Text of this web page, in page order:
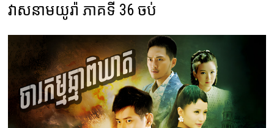
វាសនាមយូរ៉ា ភាគទី 36 ចប់